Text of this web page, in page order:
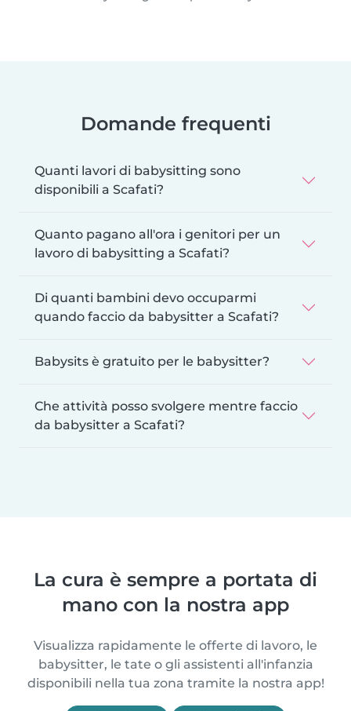
Domande frequenti
Quanti lavori di babysitting sono
disponibili a Scafati?
Quanto pagano all'ora i genitori per un
lavoro di babysitting a Scafati?
Di quanti bambini devo occuparmi
quando faccio da babysitter a Scafati?
Babysits è gratuito per le babysitter?
Che attività posso svolgere mentre faccio
da babysitter a Scafati?
La cura è sempre a portata di
mano con la nostra app
Visualizza rapidamente le offerte di lavoro, le
babysitter, le tate o gli assistenti all'infanzia
disponibili nella tua zona tramite la nostra app!